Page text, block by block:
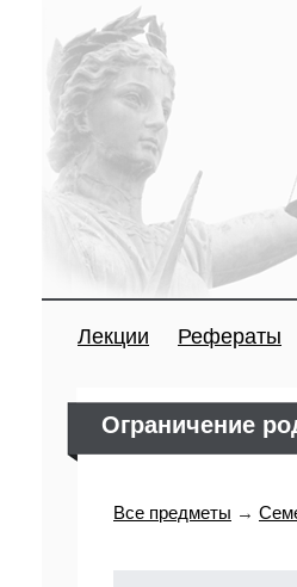
Лекции Рефераты
Ограничение
Все предметы →